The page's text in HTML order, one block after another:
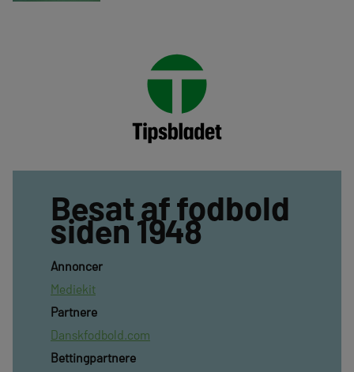
Besat af fodbold
siden 1948
Annoncer
Mediekit
Partnere
Danskfodbold.com
Bettingpartnere